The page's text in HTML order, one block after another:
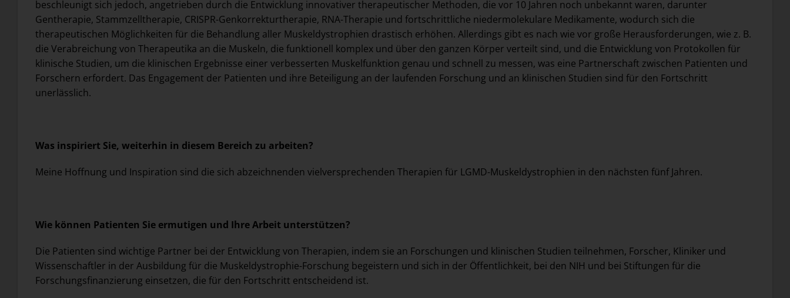
beschleunigt sich jedoch, angetrieben durch die Entwicklung innovativer therapeutischer Methoden, die vor 10 Jahren noch unbekannt waren, darunter
Gentherapie, Stammzelltherapie, CRISPR-Genkorrekturtherapie, RNA-Therapie und fortschrittliche niedermolekulare Medikamente, wodurch sich die
therapeutischen Möglichkeiten für die Behandlung aller Muskeldystrophien drastisch erhöhen. Allerdings gibt es nach wie vor große Herausforderungen, wie z. B.
die Verabreichung von Therapeutika an die Muskeln, die funktionell komplex und über den ganzen Körper verteilt sind, und die Entwicklung von Protokollen für
klinische Studien, um die klinischen Ergebnisse einer verbesserten Muskelfunktion genau und schnell zu messen, was eine Partnerschaft zwischen Patienten und
Forschern erfordert. Das Engagement der Patienten und ihre Beteiligung an der laufenden Forschung und an klinischen Studien sind für den Fortschritt
unerlässlich.
Was inspiriert Sie, weiterhin in diesem Bereich zu arbeiten?
Meine Hoffnung und Inspiration sind die sich abzeichnenden vielversprechenden Therapien für LGMD-Muskeldystrophien in den nächsten fünf Jahren.
Wie können Patienten Sie ermutigen und Ihre Arbeit unterstützen?
Die Patienten sind wichtige Partner bei der Entwicklung von Therapien, indem sie an Forschungen und klinischen Studien teilnehmen, Forscher, Kliniker und
Wissenschaftler in der Ausbildung für die Muskeldystrophie-Forschung begeistern und sich in der Öffentlichkeit, bei den NIH und bei Stiftungen für die
Forschungsfinanzierung einsetzen, die für den Fortschritt entscheidend ist.